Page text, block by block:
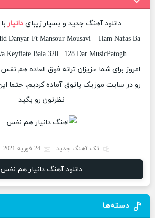
دانلود آهنگ جدید و بسیار زیبای دانیار
Danyar Ft Mansour Mousavi – Ham Nafas Ba
Keyfiate Bala 320 | 128 Dar MusicPatogh
امروز برای شما عزیزان ترانه فوق العاده هم
رو در سایت موزیک پاتوق آماده کردیم، حتما
نظرتون رو بگید
تک آهنگ جدید 24 فوریه 2021
دانلود آهنگ دانیار هم نفس
دسته‌ها